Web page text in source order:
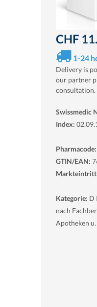
CHF
1-24
Delivery is
our partner
consultation.
Swissmedic
Index:
Pharmacode:
GTIN/EAN:
Kategorie: D
nach
Apotheken